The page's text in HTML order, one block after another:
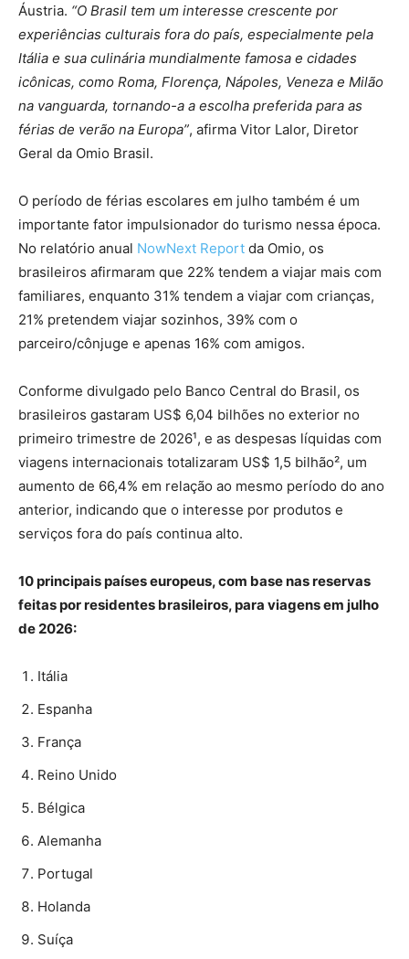
Áustria. “O Brasil tem um interesse crescente por
experiências culturais fora do país, especialmente pela
Itália e sua culinária mundialmente famosa e cidades
icônicas, como Roma, Florença, Nápoles, Veneza e Milão
na vanguarda, tornando-a a escolha preferida para as
férias de verão na Europa”, afirma Vitor Lalor, Diretor
Geral da Omio Brasil.
O período de férias escolares em julho também é um
importante fator impulsionador do turismo nessa época.
No relatório anual NowNext Report da Omio, os
brasileiros afirmaram que 22% tendem a viajar mais com
familiares, enquanto 31% tendem a viajar com crianças,
21% pretendem viajar sozinhos, 39% com o
parceiro/cônjuge e apenas 16% com amigos.
Conforme divulgado pelo Banco Central do Brasil, os
brasileiros gastaram US$ 6,04 bilhões no exterior no
primeiro trimestre de 2026¹, e as despesas líquidas com
viagens internacionais totalizaram US$ 1,5 bilhão², um
aumento de 66,4% em relação ao mesmo período do ano
anterior, indicando que o interesse por produtos e
serviços fora do país continua alto.
10 principais países europeus, com base nas reservas
feitas por residentes brasileiros, para viagens em julho
de 2026:
Itália
Espanha
França
Reino Unido
Bélgica
Alemanha
Portugal
Holanda
Suíça